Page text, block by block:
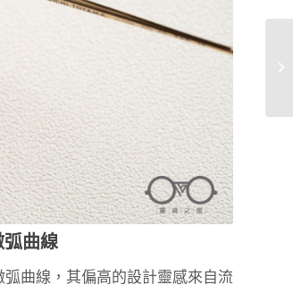
曲線
曲線，其偏高的設計靈感來自流